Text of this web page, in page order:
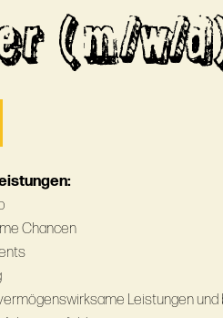
(m/w/
Chancen
Leistungen